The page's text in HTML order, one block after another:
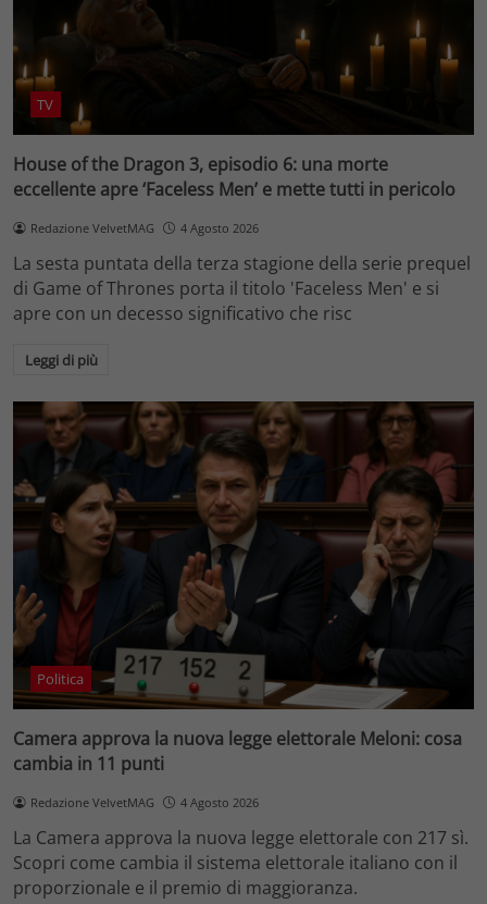
TV
House of the Dragon 3, episodio 6: una morte
eccellente apre ‘Faceless Men’ e mette tutti in pericolo
Redazione VelvetMAG 4 Agosto 2026
La sesta puntata della terza stagione della serie prequel
di Game of Thrones porta il titolo 'Faceless Men' e si
apre con un decesso significativo che risc
Leggi di più
Politica
Camera approva la nuova legge elettorale Meloni: cosa
cambia in 11 punti
Redazione VelvetMAG 4 Agosto 2026
La Camera approva la nuova legge elettorale con 217 sì.
Scopri come cambia il sistema elettorale italiano con il
proporzionale e il premio di maggioranza.